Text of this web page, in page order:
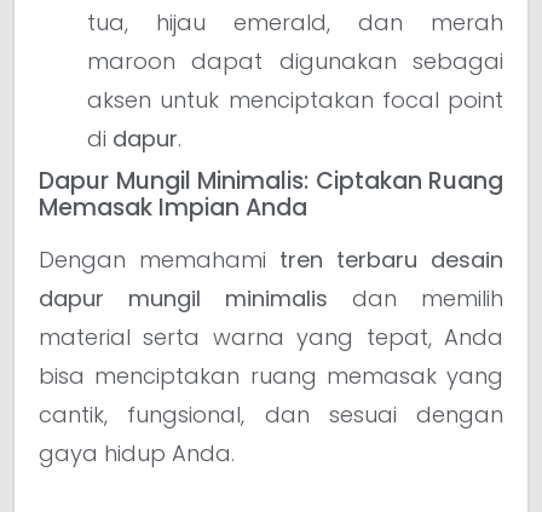
tua, hijau emerald, dan merah
maroon dapat digunakan sebagai
aksen untuk menciptakan focal point
di dapur.
Dapur Mungil Minimalis: Ciptakan Ruang
Memasak Impian Anda
Dengan memahami tren terbaru desain
dapur mungil minimalis dan memilih
material serta warna yang tepat, Anda
bisa menciptakan ruang memasak yang
cantik, fungsional, dan sesuai dengan
gaya hidup Anda.